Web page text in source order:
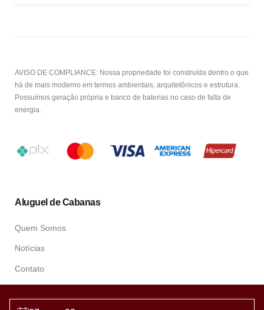
AVISO DE COMPLIANCE: Nossa propriedade foi construída dentro o que
há de mais moderno em termos ambientais, arquitetônicos e estrutura.
Possuímos geração própria e banco de baterias no caso de falta de
energia.
Aluguel de Cabanas
Quem Somos
Notícias
Contato